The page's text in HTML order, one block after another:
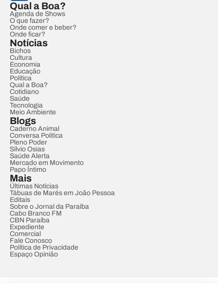
Qual a Boa?
Agenda de Shows
O que fazer?
Onde comer e beber?
Onde ficar?
Notícias
Bichos
Cultura
Economia
Educação
Política
Qual a Boa?
Cotidiano
Saúde
Tecnologia
Meio Ambiente
Blogs
Caderno Animal
Conversa Política
Pleno Poder
Sílvio Osias
Saúde Alerta
Mercado em Movimento
Papo Íntimo
Mais
Últimas Notícias
Tábuas de Marés em João Pessoa
Editais
Sobre o Jornal da Paraíba
Cabo Branco FM
CBN Paraíba
Expediente
Comercial
Fale Conosco
Política de Privacidade
Espaço Opinião